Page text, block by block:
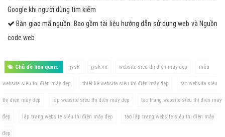
Google khi người dùng tìm kiếm
Bàn giao mã nguồn: Bao gồm tài liệu hướng dẫn sử dụng web và Nguồn
code web
Chủ đề liên quan: jysk jysk.vn website siêu thị điện máy đẹp mẫu
website siêu thị điện máy đẹp thiết kế website siêu thị điện máy đẹp tạo website siêu
thị điện máy đẹp lập website siêu thị điện máy đẹp tạo trang website siêu thị điện máy
đẹp lập trang website siêu thị điện máy đẹp tạo lập trang website siêu thị điện máy
đẹp